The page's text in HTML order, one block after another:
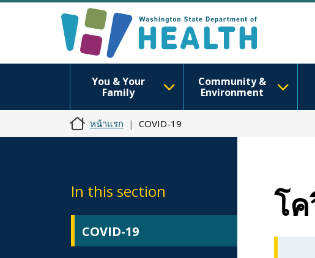
You & Your
Family
Community &
Environment
หน้าแรก COVID-19
In this section
COVID-19
โ